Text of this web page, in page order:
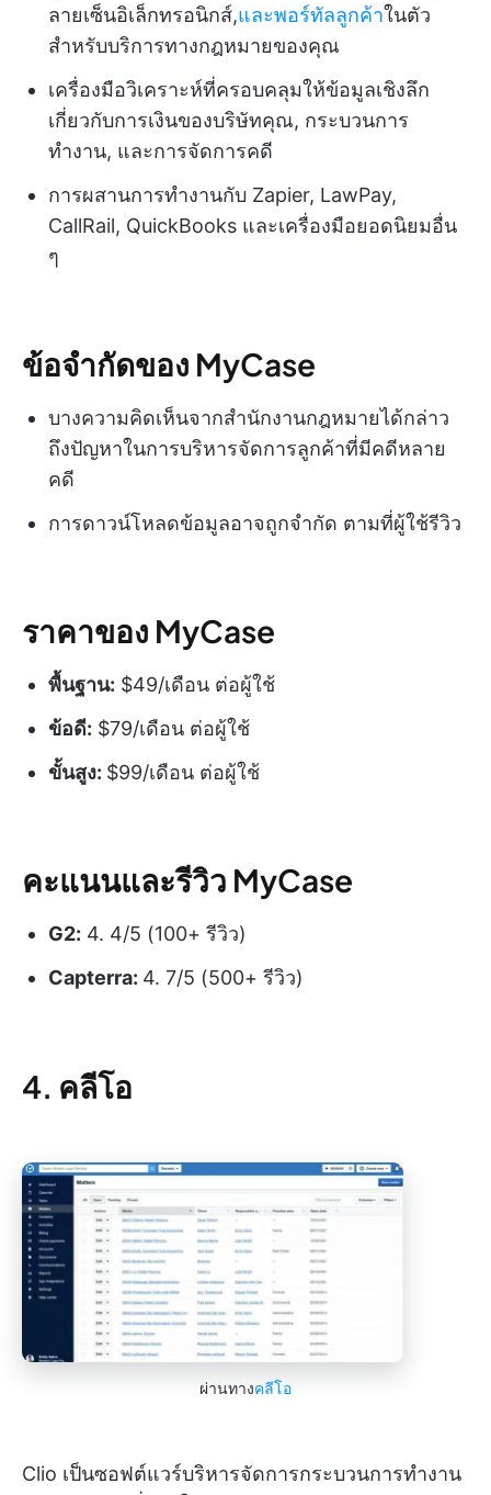
ลายเซ็นอิเล็กทรอนิกส์,และพอร์ทัลลูกค้าในตัว
สำหรับบริการทางกฎหมายของคุณ
เครื่องมือวิเคราะห์ที่ครอบคลุมให้ข้อมูลเชิงลึก
เกี่ยวกับการเงินของบริษัทคุณ, กระบวนการ
ทำงาน, และการจัดการคดี
การผสานการทำงานกับ Zapier, LawPay,
CallRail, QuickBooks และเครื่องมือยอดนิยมอื่น
ๆ
ข้อจำกัดของ MyCase
บางความคิดเห็นจากสำนักงานกฎหมายได้กล่าว
ถึงปัญหาในการบริหารจัดการลูกค้าที่มีคดีหลาย
คดี
การดาวน์โหลดข้อมูลอาจถูกจำกัด ตามที่ผู้ใช้รีวิว
ราคาของ MyCase
พื้นฐาน: $49/เดือน ต่อผู้ใช้
ข้อดี: $79/เดือน ต่อผู้ใช้
ขั้นสูง: $99/เดือน ต่อผู้ใช้
คะแนนและรีวิว MyCase
G2: 4. 4/5 (100+ รีวิว)
Capterra: 4. 7/5 (500+ รีวิว)
4. คลีโอ
ผ่านทางคลีโอ
Clio เป็นซอฟต์แวร์บริหารจัดการกระบวนการทำงาน